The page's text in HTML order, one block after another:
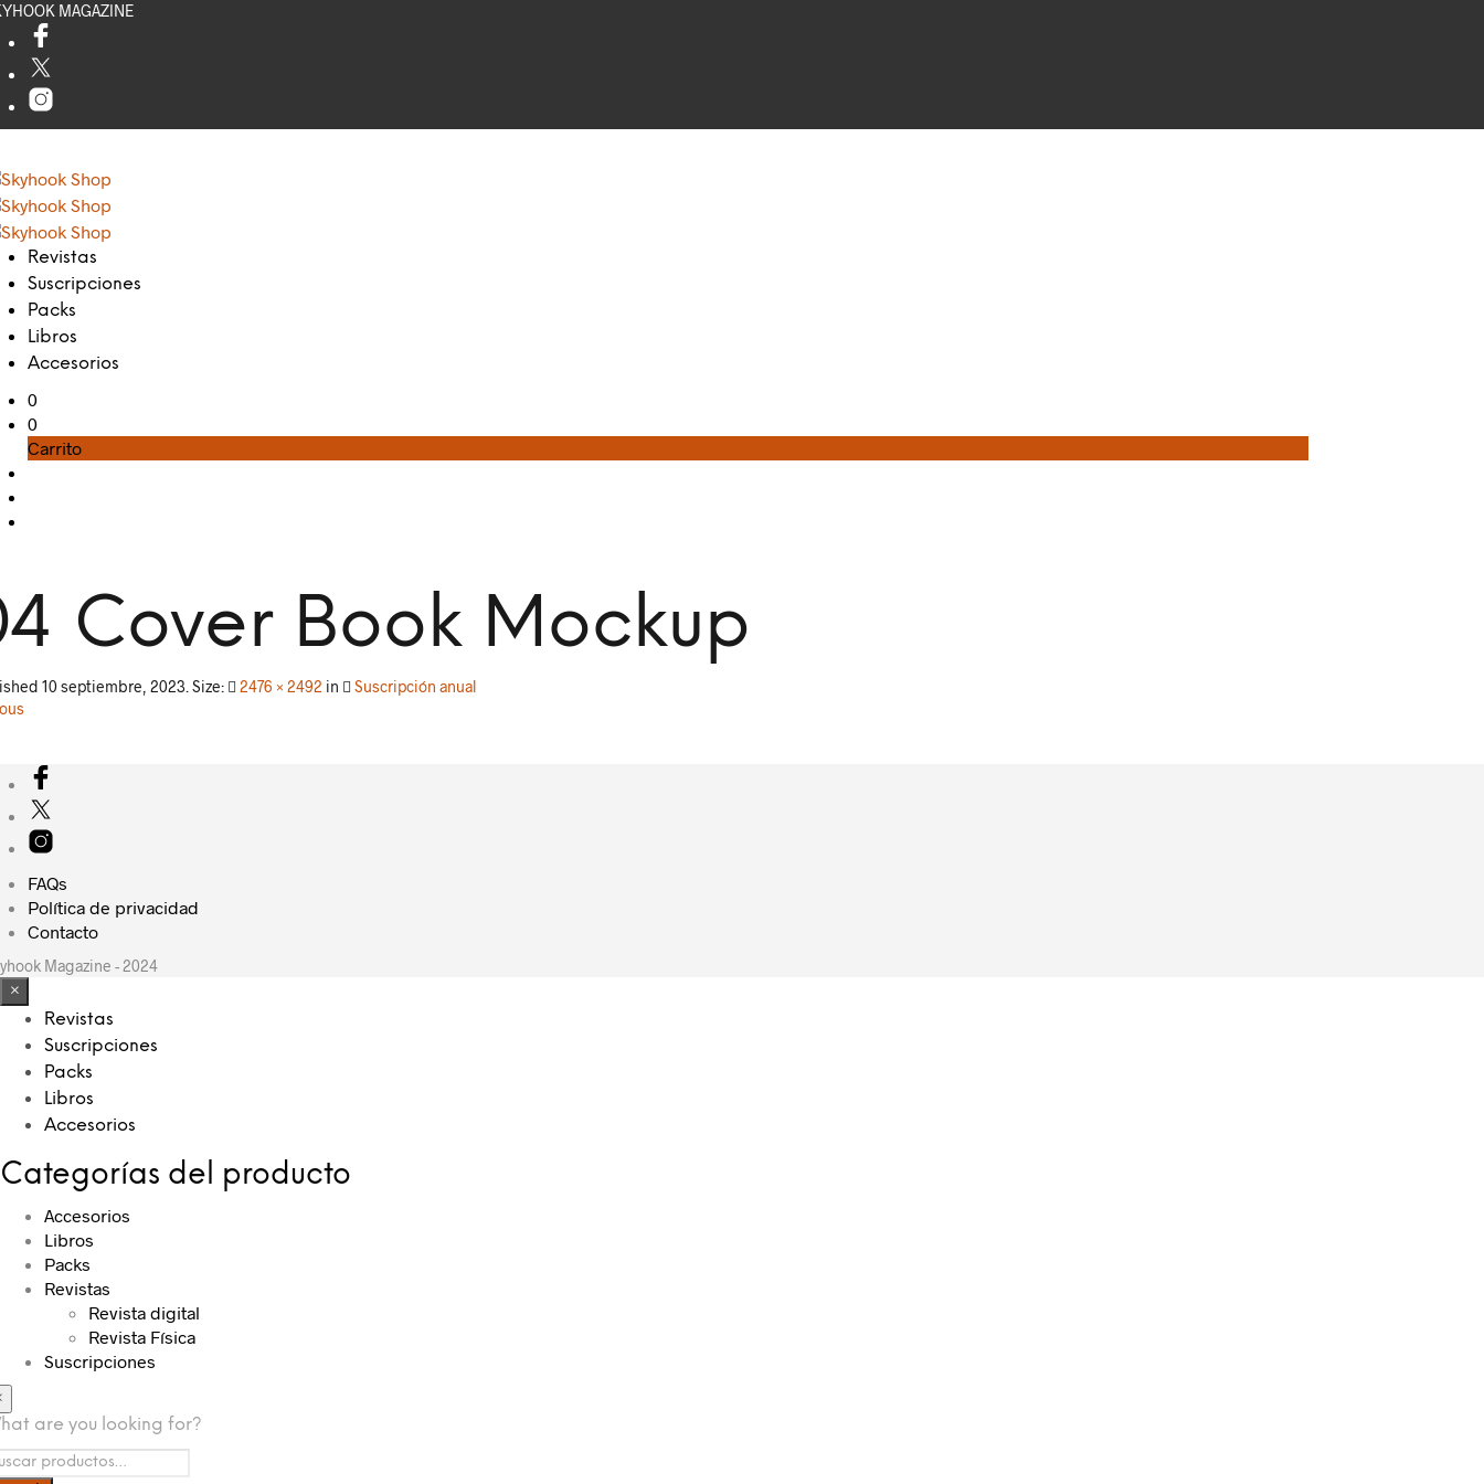
MAGAZINE
Revistas
Suscripciones
Packs
Libros
Accesorios
0
0
Carrito
Cover Book Mockup
10 septiembre, 2023 . Size: 2476 × 2492 in
Suscripción anual
FAQs
Política de privacidad
Contacto
Magazine - 2024
×
Revistas
Suscripciones
Packs
Libros
Accesorios
Categorías del producto
Accesorios
Libros
Packs
Revistas
Revista digital
Revista Física
Suscripciones
are you looking for?